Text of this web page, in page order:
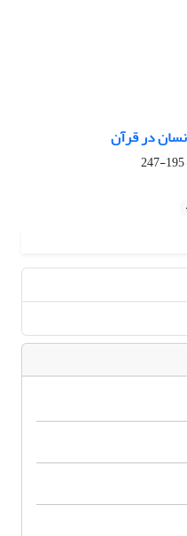
در قرآن
195-247